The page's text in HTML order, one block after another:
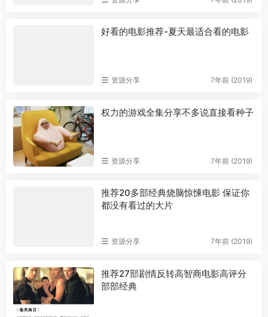
好看的电影推荐-夏天最适合看的电影
资源分享 7年前 (2019)
权力的游戏全集分享不多说直接看种子
资源分享 7年前 (2019)
推荐20多部经典烧脑惊悚电影 保证你
都没有看过的大片
资源分享 7年前 (2019)
推荐27部剧情反转高智商电影高评分
部部经典